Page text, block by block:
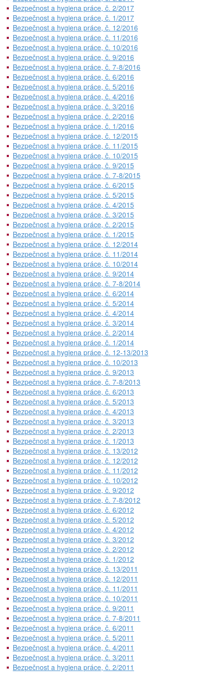
Bezpečnost a hygiena práce, č. 2/2017
Bezpečnost a hygiena práce, č. 1/2017
Bezpečnost a hygiena práce, č. 12/2016
Bezpečnost a hygiena práce, č. 11/2016
Bezpečnost a hygiena práce, č. 10/2016
Bezpečnost a hygiena práce, č. 9/2016
Bezpečnost a hygiena práce, č. 7-8/2016
Bezpečnost a hygiena práce, č. 6/2016
Bezpečnost a hygiena práce, č. 5/2016
Bezpečnost a hygiena práce, č. 4/2016
Bezpečnost a hygiena práce, č. 3/2016
Bezpečnost a hygiena práce, č. 2/2016
Bezpečnost a hygiena práce, č. 1/2016
Bezpečnost a hygiena práce, č. 12/2015
Bezpečnost a hygiena práce, č. 11/2015
Bezpečnost a hygiena práce, č. 10/2015
Bezpečnost a hygiena práce, č. 9/2015
Bezpečnost a hygiena práce, č. 7-8/2015
Bezpečnost a hygiena práce, č. 6/2015
Bezpečnost a hygiena práce, č. 5/2015
Bezpečnost a hygiena práce, č. 4/2015
Bezpečnost a hygiena práce, č. 3/2015
Bezpečnost a hygiena práce, č. 2/2015
Bezpečnost a hygiena práce, č. 1/2015
Bezpečnost a hygiena práce, č. 12/2014
Bezpečnost a hygiena práce, č. 11/2014
Bezpečnost a hygiena práce, č. 10/2014
Bezpečnost a hygiena práce, č. 9/2014
Bezpečnost a hygiena práce, č. 7-8/2014
Bezpečnost a hygiena práce, č. 6/2014
Bezpečnost a hygiena práce, č. 5/2014
Bezpečnost a hygiena práce, č. 4/2014
Bezpečnost a hygiena práce, č. 3/2014
Bezpečnost a hygiena práce, č. 2/2014
Bezpečnost a hygiena práce, č. 1/2014
Bezpečnost a hygiena práce, č. 12-13/2013
Bezpečnost a hygiena práce, č. 10/2013
Bezpečnost a hygiena práce, č. 9/2013
Bezpečnost a hygiena práce, č. 7-8/2013
Bezpečnost a hygiena práce, č. 6/2013
Bezpečnost a hygiena práce, č. 5/2013
Bezpečnost a hygiena práce, č. 4/2013
Bezpečnost a hygiena práce, č. 3/2013
Bezpečnost a hygiena práce, č. 2/2013
Bezpečnost a hygiena práce, č. 1/2013
Bezpečnost a hygiena práce, č. 13/2012
Bezpečnost a hygiena práce, č. 12/2012
Bezpečnost a hygiena práce, č. 11/2012
Bezpečnost a hygiena práce, č. 10/2012
Bezpečnost a hygiena práce, č. 9/2012
Bezpečnost a hygiena práce, č. 7-8/2012
Bezpečnost a hygiena práce, č. 6/2012
Bezpečnost a hygiena práce, č. 5/2012
Bezpečnost a hygiena práce, č. 4/2012
Bezpečnost a hygiena práce, č. 3/2012
Bezpečnost a hygiena práce, č. 2/2012
Bezpečnost a hygiena práce, č. 1/2012
Bezpečnost a hygiena práce, č. 13/2011
Bezpečnost a hygiena práce, č. 12/2011
Bezpečnost a hygiena práce, č. 11/2011
Bezpečnost a hygiena práce, č. 10/2011
Bezpečnost a hygiena práce, č. 9/2011
Bezpečnost a hygiena práce, č. 7-8/2011
Bezpečnost a hygiena práce, č. 6/2011
Bezpečnost a hygiena práce, č. 5/2011
Bezpečnost a hygiena práce, č. 4/2011
Bezpečnost a hygiena práce, č. 3/2011
Bezpečnost a hygiena práce, č. 2/2011